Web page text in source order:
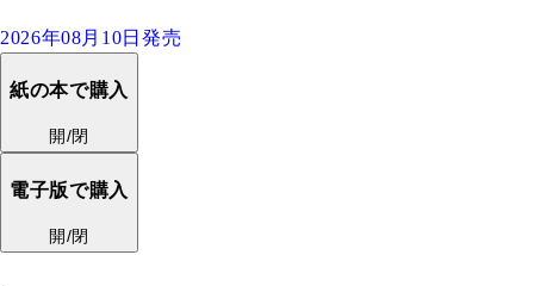
2026年08月10日発売
紙の本で購入
開/閉
電子版で購入
開/閉